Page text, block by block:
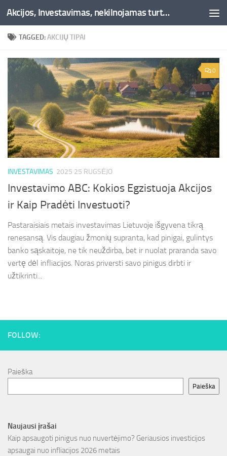
Skip to content Akcijos, Investavimas, nekilnojamas turtas, kriptovaliutos - Besociai.lt
TAGGED:AKCIJŲ TIPAI
0
INVESTAVIMAS 2025 25 RUGSĖJO
Investavimo ABC: Kokios Egzistuoja Akcijos
ir Kaip Pradėti Investuoti?
Pastaraisiais metais investavimas Lietuvoje išgyvena tikrą
renesansą. Vis daugiau žmonių supranta, kad pinigai, gulintys
banko sąskaitoje, ne tik neuždirba, bet ir nuolat praranda savo
vertę dėl infliacijos. Noras priversti savo pinigus dirbti ir
užtikrinti...
FOLLOW:
Paieška
Paieška
Naujausi įrašai
Kaip apsaugoti pinigus nuo nuvertėjimo? Geriausios investicijos
apsaugai nuo infliacijos 2026 metais